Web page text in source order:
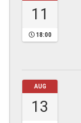
11
18:00
AUG
13